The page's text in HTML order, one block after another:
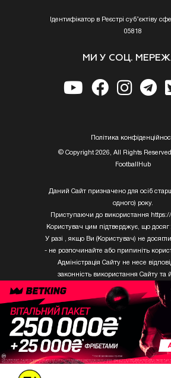
Ідентифікатор в Реєстрі суб’єктіву
05818
МИ У СОЦ.
Полiтика
© Copyright 2026, All Rights
FootballHub
Даний Сайт призначено для осіб
одного) року.
Приступаючи до використання
Користувач цим підтверджує, що досяг
У разі , якщо Ви (Користувач) не
- не розпочинайте або припиніть
Адміністрація Сайту не несе
законність використання Сайту та
Користувачем, який не досяг 21-
Твори Getty Images, що розміщені на
бути використані третіми особами
дозволу ТОВ «ГЛОБАЛ